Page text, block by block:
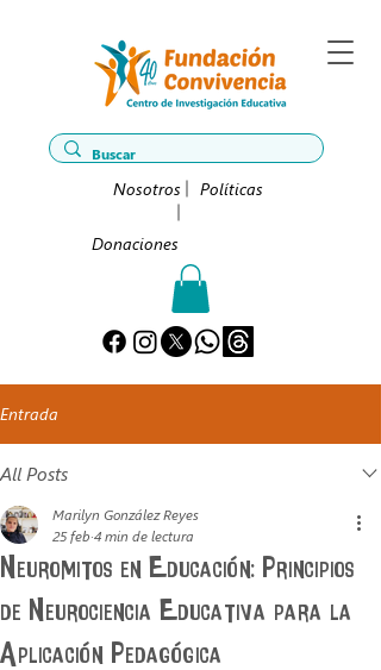
Nosotros Políticas
Donaciones
Entrada
All Posts
Neuromitos en Educación: Principios
de Neurociencia Educativa para la
Aplicación Pedagógica
Marilyn González Reyes
25 feb 4 min de lectura